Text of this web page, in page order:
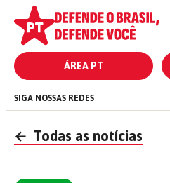
ÁREA PT
SIGA NOSSAS REDES
← Todas as notícias